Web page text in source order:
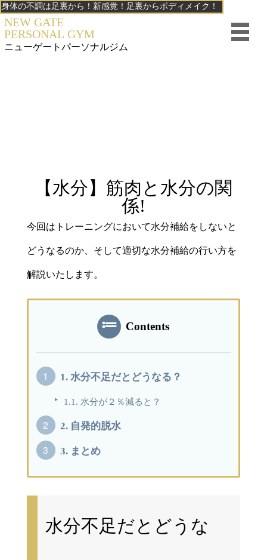
身体の不調は足裏から！新感覚！足裏からボディメイク！
NEW GATE
PERSONAL GYM
ニューゲート パーソナルジム
【水分】筋肉と水分の関
係!
今回はトレーニングにおいて水分補給をしないと
どうなるのか、そして適切な水分補給の行い方を
解説いたします。
Contents
1.水分不足だとどうなる？
1.1. 水分が２％減ると？
2.自発的脱水
3.まとめ
水分不足だとどうな